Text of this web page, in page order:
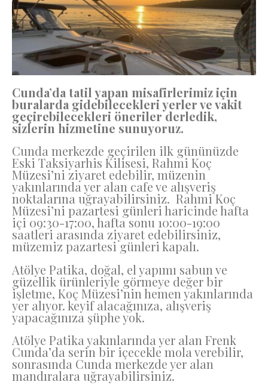
Cunda’da tatil yapan misafirlerimiz için
buralarda gidebilecekleri yerler ve vakit
geçirebilecekleri öneriler derledik,
sizlerin hizmetine sunuyoruz.
Cunda merkezde geçirilen ilk gününüzde
Eski Taksiyarhis Kilisesi, Rahmi Koç
Müzesi’ni ziyaret edebilir, müzenin
yakınlarında yer alan cafe ve alışveriş
noktalarına uğrayabilirsiniz. Rahmi Koç
Müzesi’ni pazartesi günleri haricinde hafta
içi 09:30-17:00, hafta sonu 10:00-19:00
saatleri arasında ziyaret edebilirsiniz,
müzemiz pazartesi günleri kapalı.
Atölye Patika, doğal, el yapımı sabun ve
güzellik ürünleriyle görmeye değer bir
işletme, Koç Müzesi’nin hemen yakınlarında
yer alıyor. keyif alacağınıza, alışveriş
yapacağınıza şüphe yok.
Atölye Patika yakınlarında yer alan Frenk
Cunda’da serin bir içecekle mola verebilir,
sonrasında Cunda merkezde yer alan
mandıralara uğrayabilirsiniz.